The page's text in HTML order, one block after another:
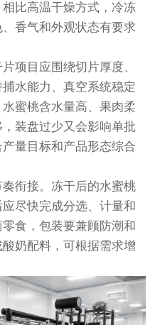
比高温干燥方式，冷冻
香气和外观状态有要求
项目应围绕切片厚度、
水能力、真空系统稳定
蜜桃含水量高、果肉柔
装盘过少又会影响单批
量目标和产品形态综合
衔接。冻干后的水蜜桃
尽快完成分选、计量和
食，包装要兼顾防潮和
奶配料，可根据需求增